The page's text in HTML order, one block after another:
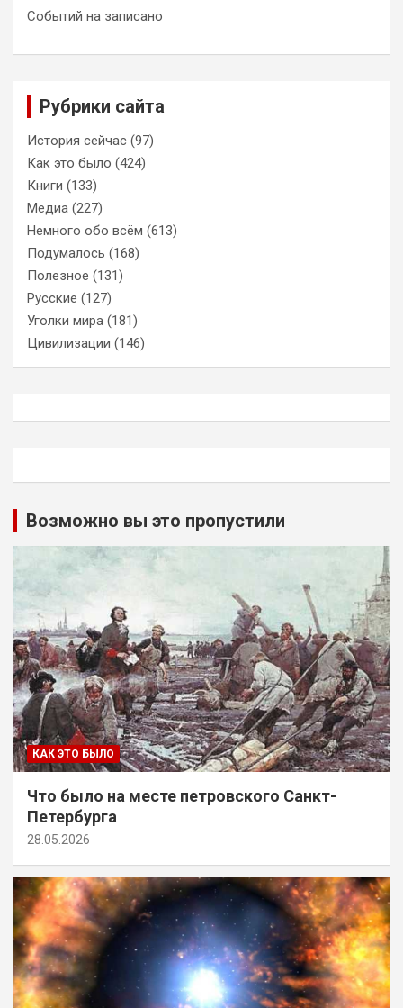
Событий на записано
Рубрики сайта
История сейчас (97)
Как это было (424)
Книги (133)
Медиа (227)
Немного обо всём (613)
Подумалось (168)
Полезное (131)
Русские (127)
Уголки мира (181)
Цивилизации (146)
Возможно вы это пропустили
КАК ЭТО БЫЛО
Что было на месте петровского Санкт-
Петербурга
28.05.2026